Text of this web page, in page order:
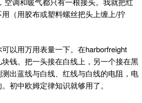
（用胶布或塑料螺丝把头上缠上/拧
以用万用表量一下。在harborfreight
钱。把一头接在白线上，另一个接在黑
出蓝线与白线、红线与白线的电阻，电
初中欧姆定律知识就够用了。